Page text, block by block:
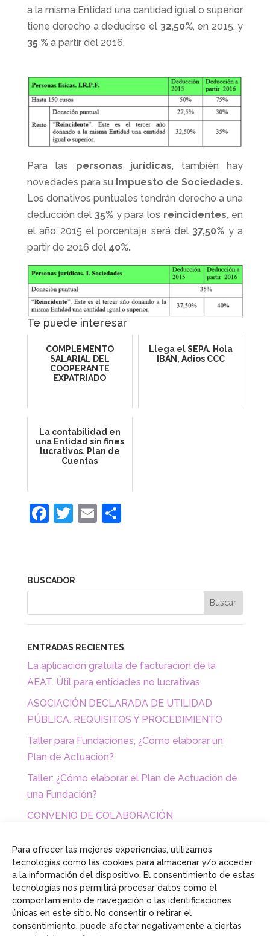
Para ofrecer las mejores experiencias, utilizamos
tecnologías como las cookies para almacenar y/o acceder
a la información del dispositivo. El consentimiento de estas
tecnologías nos permitirá procesar datos como el
comportamiento de navegación o las identificaciones
únicas en este sitio. No consentir o retirar el
consentimiento, puede afectar negativamente a ciertas
a la misma Entidad una cantidad igual o superior
tiene derecho a deducirse el 32,50%, en 2015, y
35 %a partir del 2016.
Para las personas jurídicas, también hay
novedades para su Impuesto de Sociedades.
Los donativos puntuales tendrán derecho a una
deducción del 35% y para los reincidentes, en
el año 2015 el porcentaje será del 37,50% y a
partir de 2016 del 40%.
Te puede interesar
COMPLEMENTO
SALARIAL DEL
COOPERANTE
EXPATRIADO
Llega el SEPA. Hola
IBAN, Adios CCC
La contabilidad en
una Entidad sin fines
lucrativos. Plan de
Cuentas
F
e
b
o
o
k
T
er
E C
ar
tir
BUSCADOR
ENTRADAS RECIENTES
La aplicación gratuita de facturación de la
AEAT. Útil para entidades no lucrativas
ASOCIACIÓN DECLARADA DE UTILIDAD
PÚBLICA. REQUISITOS Y PROCEDIMIENTO
Taller para Fundaciones, ¿Cómo elaborar un
Plan de Actuación?
Taller: ¿Cómo elaborar el Plan de Actuación de
una Fundación?
CONVENIO DE COLABORACIÓN
ASOCIACIONES